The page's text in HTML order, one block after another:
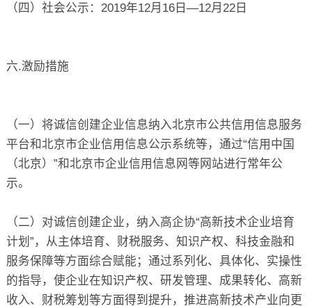
（四）社会公示：2019年12月16日—12月22日
六.激励措施
（一）将诚信创建企业信息纳入北京市公共信用信息服务
平台和北京市企业信用信息公示系统等，通过“信用中国
（北京）”和北京市企业信用信息网等网站进行常年公
示。
（二）对诚信创建企业，纳入高企协“高新技术企业培育
计划”，从主体培育、财税服务、知识产权、科技金融和
服务保障等方面综合赋能；通过系列化、具体化、实操性
的指导，使企业在知识产权、研发管理、成果转化、高新
收入、财税筹划等方面得到提升，推进高新技术产业向更